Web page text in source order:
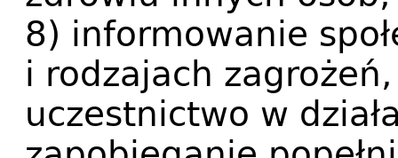
8) informowanie
i rodzajach
uczestnictwo w